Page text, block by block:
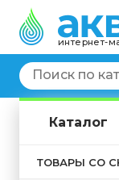
интернет-
Каталог
ТОВАРЫ СО